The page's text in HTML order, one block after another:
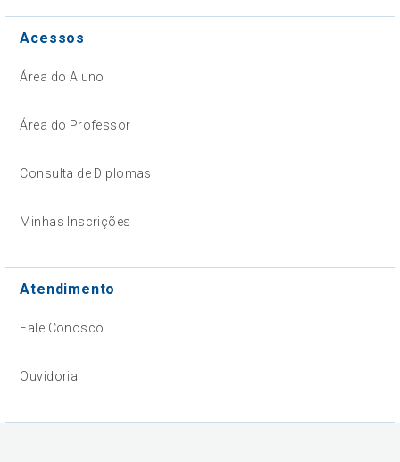
Acessos
Área do Aluno
Área do Professor
Consulta de Diplomas
Minhas Inscrições
Atendimento
Fale Conosco
Ouvidoria